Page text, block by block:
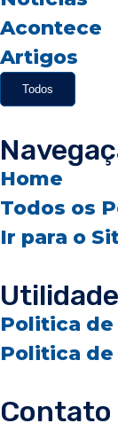
Acontece
Artigos
Todos
Home
Todos os
Ir para o
Politica de
Politica
Contato